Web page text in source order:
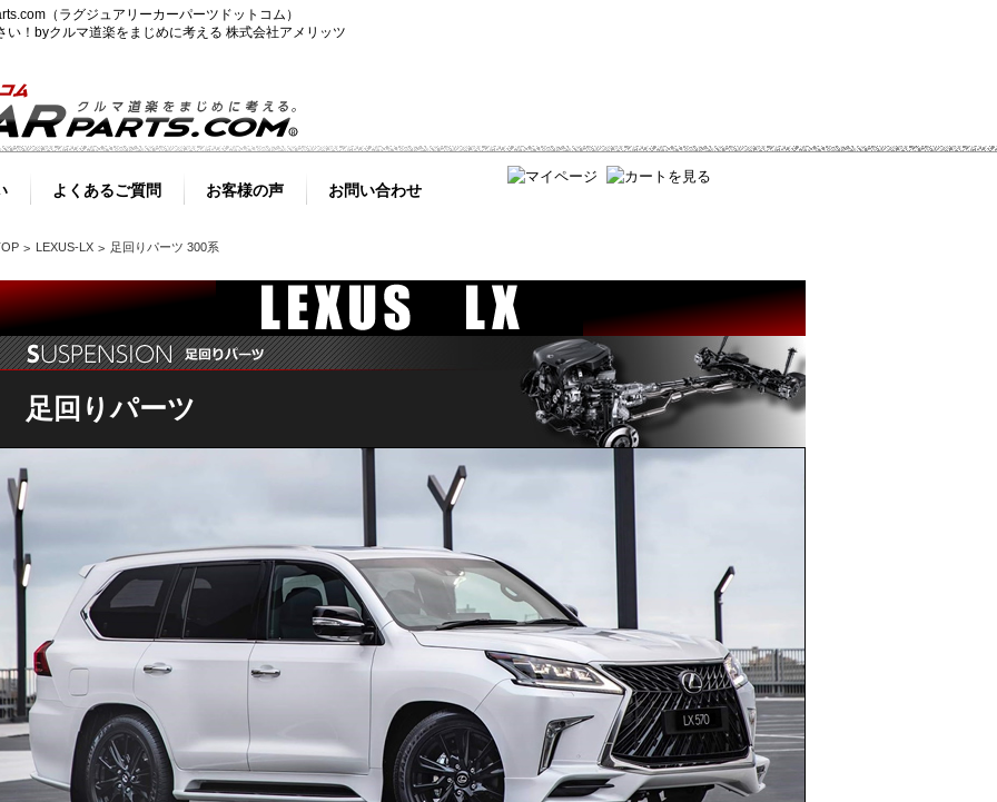
（ラグジュアリーカーパーツドットコム）
！byクルマ道楽をまじめに考える 株式会社アメリッツ
よくあるご質問 お客様の声 お問い合わせ
LEXUS-LX 足回りパーツ 300系
足回りパーツ